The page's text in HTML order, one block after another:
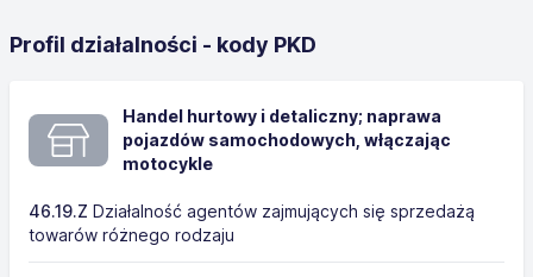
Profil działalności - kody PKD
Handel hurtowy i detaliczny; naprawa
pojazdów samochodowych, włączając
motocykle
46.19.Z Działalność agentów zajmujących się sprzedażą
towarów różnego rodzaju